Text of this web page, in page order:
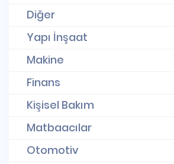
Diğer
Yapı İnşaat
Makine
Finans
Kişisel Bakım
Matbaacılar
Otomotiv